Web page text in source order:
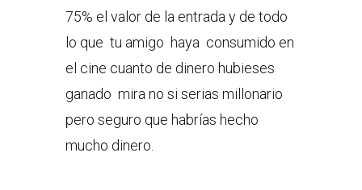
75% el valor de la entrada y de todo
lo que tu amigo haya consumido en
el cine cuanto de dinero hubieses
ganado mira no si serias millonario
pero seguro que habrías hecho
mucho dinero.